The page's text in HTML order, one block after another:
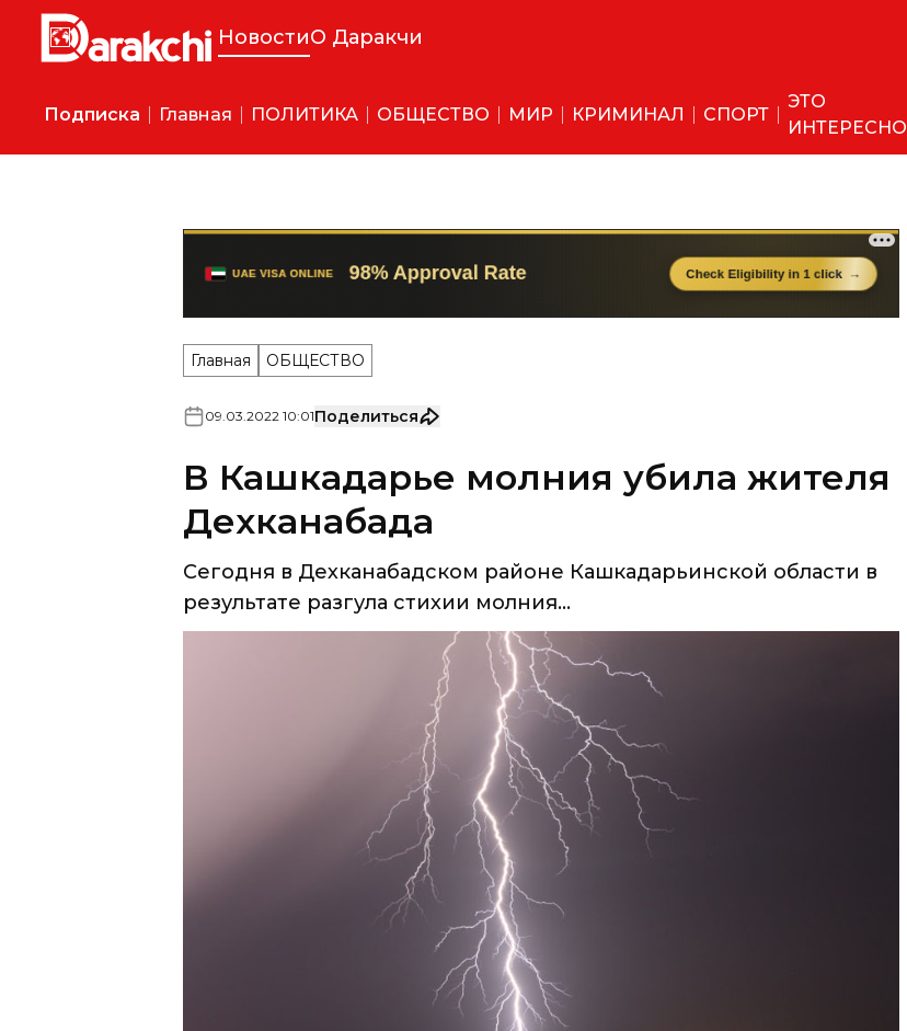
НовостиО Даракчи
Подписка Главная ПОЛИТИКА ОБЩЕСТВО МИР КРИМИНАЛ СПОРТ
ЭТО
ИНТЕРЕСНО
Главная ОБЩЕСТВО
09 03 2022 10:01Поделиться
В Кашкадарье молния убила жителя
Дехканабада
Сегодня в Дехканабадском районе Кашкадарьинской области в
результате разгула стихии молния...